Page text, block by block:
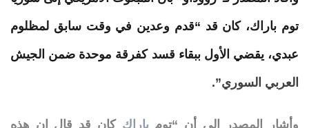
توم باراك، كان قد “قدم وعدين في وقت سابق لمظلوم
عبدي، يقضي الأول ببقاء قسد كفرقة موحدة ضمن الجيش
العربي السوري”.
وأشار المصدر إلى أن “توم باراك كان قد قال إن هذه